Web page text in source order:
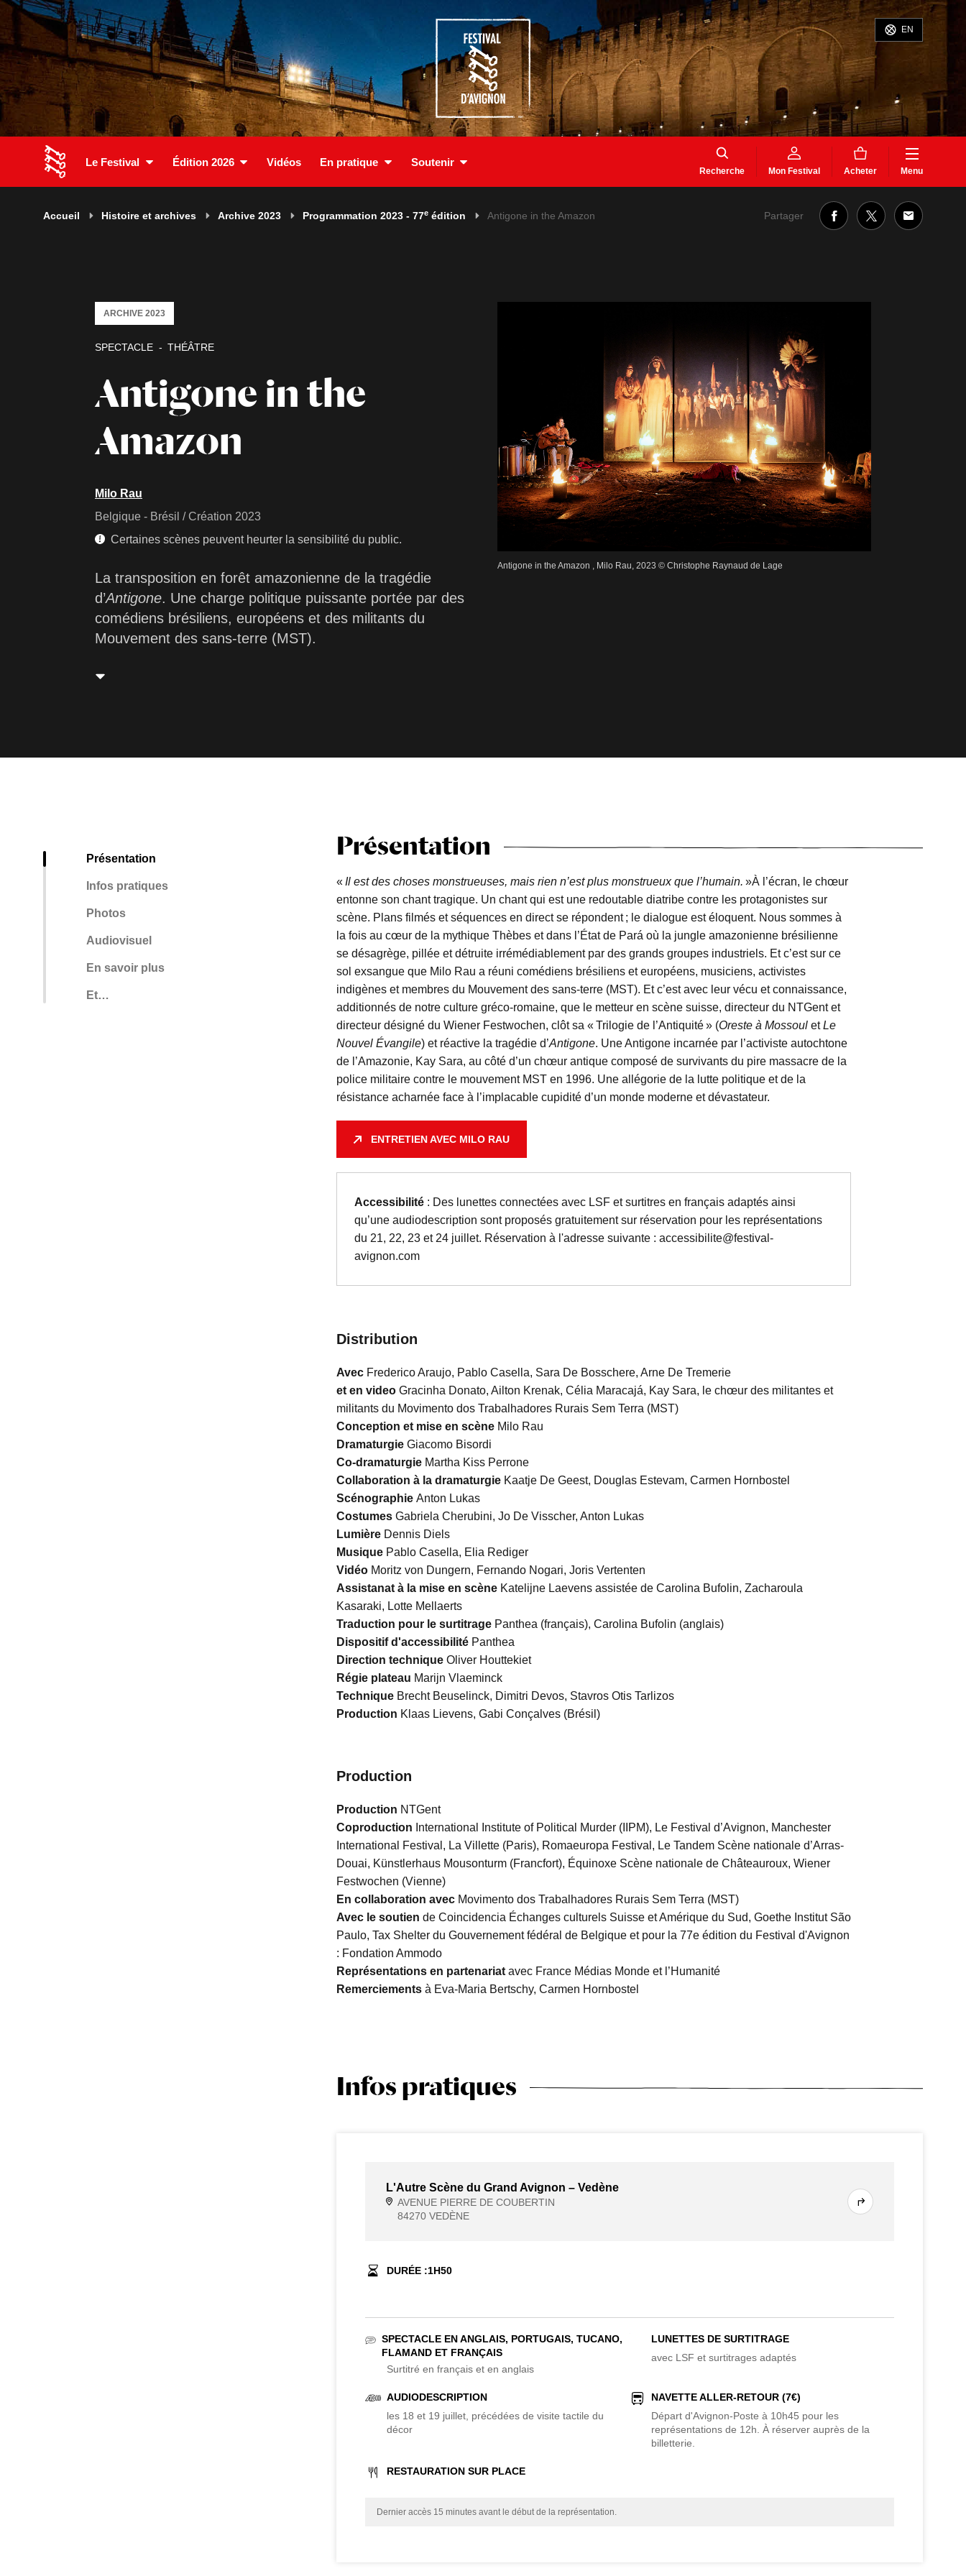
EN
Le Festival Édition 2026 Vidéos En pratique Soutenir
Recherche Mon Festival Acheter Menu
Accueil Histoire et archives Archive 2023 Programmation 2023 - 77e édition Antigone in the Amazon Partager
Antigone in the
Amazon
SPECTACLE THÉÂTRE
ARCHIVE 2023
Milo Rau
Belgique - Brésil / Création 2023
Certaines scènes peuvent heurter la sensibilité du public.
La transposition en forêt amazonienne de la tragédie
d’Antigone. Une charge politique puissante portée par des
comédiens brésiliens, européens et des militants du
Mouvement des sans-terre (MST).
Antigone in the Amazon , Milo Rau, 2023 © Christophe Raynaud de Lage
Présentation
Infos pratiques
Photos
Audiovisuel
En savoir plus
Et…
Présentation
« Il est des choses monstrueuses, mais rien n’est plus monstrueux que l’humain. »À l’écran, le chœur
entonne son chant tragique. Un chant qui est une redoutable diatribe contre les protagonistes sur
scène. Plans filmés et séquences en direct se répondent ; le dialogue est éloquent. Nous sommes à
la fois au cœur de la mythique Thèbes et dans l’État de Pará où la jungle amazonienne brésilienne
se désagrège, pillée et détruite irrémédiablement par des grands groupes industriels. Et c’est sur ce
sol exsangue que Milo Rau a réuni comédiens brésiliens et européens, musiciens, activistes
indigènes et membres du Mouvement des sans-terre (MST). Et c’est avec leur vécu et connaissance,
additionnés de notre culture gréco-romaine, que le metteur en scène suisse, directeur du NTGent et
directeur désigné du Wiener Festwochen, clôt sa « Trilogie de l’Antiquité » (Oreste à Mossoul etLe
Nouvel Évangile) et réactive la tragédie d’Antigone. Une Antigone incarnée par l’activiste autochtone
de l’Amazonie, Kay Sara, au côté d’un chœur antique composé de survivants du pire massacre de la
police militaire contre le mouvement MST en 1996. Une allégorie de la lutte politique et de la
résistance acharnée face à l’implacable cupidité d’un monde moderne et dévastateur.
ENTRETIEN AVEC MILO RAU
Accessibilité: Des lunettes connectées avec LSF et surtitres en français adaptés ainsi
qu’une audiodescription sont proposés gratuitement sur réservation pour les représentations
du 21, 22, 23 et 24 juillet. Réservation à l'adresse suivante : accessibilite@festival-
avignon.com
Distribution
AvecFrederico Araujo, Pablo Casella, Sara De Bosschere, Arne De Tremerie
et en videoGracinha Donato, Ailton Krenak, Célia Maracajá, Kay Sara, le chœur des militantes et
militants du Movimento dos Trabalhadores Rurais Sem Terra (MST)
Conception et mise en scèneMilo Rau
Dramaturgie Giacomo Bisordi
Co-dramaturgieMartha Kiss Perrone
Collaboration à la dramaturgieKaatje De Geest, Douglas Estevam, Carmen Hornbostel
Scénographie Anton Lukas
CostumesGabriela Cherubini, Jo De Visscher, Anton Lukas
LumièreDennis Diels
MusiquePablo Casella, Elia Rediger
VidéoMoritz von Dungern, Fernando Nogari, Joris Vertenten
Assistanat à la mise en scèneKatelijne Laevens assistée de Carolina Bufolin, Zacharoula
Kasaraki, Lotte Mellaerts
Traduction pour le surtitrage Panthea (français), Carolina Bufolin (anglais)
Dispositif d'accessibilitéPanthea
Direction techniqueOliver Houttekiet
Régie plateau Marijn Vlaeminck
TechniqueBrecht Beuselinck, Dimitri Devos, Stavros Otis Tarlizos
Production Klaas Lievens, Gabi Conçalves (Brésil)
Production
Production NTGent
Coproduction International Institute of Political Murder (IIPM), Le Festival d’Avignon, Manchester
International Festival, La Villette (Paris), Romaeuropa Festival, Le Tandem Scène nationale d’Arras-
Douai, Künstlerhaus Mousonturm (Francfort), Équinoxe Scène nationale de Châteauroux, Wiener
Festwochen (Vienne)
En collaboration avecMovimento dos Trabalhadores Rurais Sem Terra (MST)
Avec le soutien de Coincidencia Échanges culturels Suisse et Amérique du Sud, Goethe Institut São
Paulo, Tax Shelter du Gouvernement fédéral de Belgique et pour la 77e édition du Festival d'Avignon
: Fondation Ammodo
Représentations en partenariatavec France Médias Monde et l’Humanité
Remerciementsà Eva-Maria Bertschy, Carmen Hornbostel
Infos pratiques
L'Autre Scène du Grand Avignon – Vedène
AVENUE PIERRE DE COUBERTIN
84270 VEDÈNE
DURÉE :1H50
SPECTACLE EN ANGLAIS, PORTUGAIS, TUCANO,
FLAMAND ET FRANÇAIS
Surtitré en français et en anglais
LUNETTES DE SURTITRAGE
avec LSF et surtitrages adaptés
AUDIODESCRIPTION
les 18 et 19 juillet, précédées de visite tactile du
décor
NAVETTE ALLER-RETOUR (7€)
Départ d'Avignon-Poste à 10h45 pour les
représentations de 12h. À réserver auprès de la
billetterie.
RESTAURATION SUR PLACE
Dernier accès 15 minutes avant le début de la représentation.